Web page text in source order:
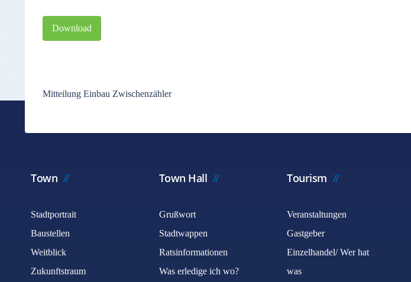
Download
Mitteilung Einbau Zwischenzähler
Town
Stadtportrait
Baustellen
Weitblick
Zukunftstraum
Town Hall
Grußwort
Stadtwappen
Ratsinformationen
Was erledige ich wo?
Tourism
Veranstaltungen
Gastgeber
Einzelhandel/ Wer hat
was